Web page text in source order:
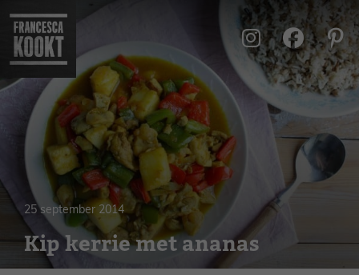
naar
inhoud
25 september 2014
Kip kerrie met ananas